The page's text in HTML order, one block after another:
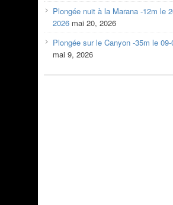
Plongée nuit à la Marana -12m le
2026 mai 20, 2026
Plongée sur le Canyon -35m le 09-
mai 9, 2026